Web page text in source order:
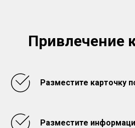
Привлечение
Разместите карточку
Разместите